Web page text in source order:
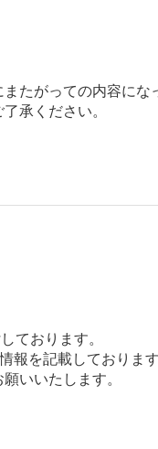
たがっての内容に
承ください。
ております。
報を記載しておりま
いいたします。